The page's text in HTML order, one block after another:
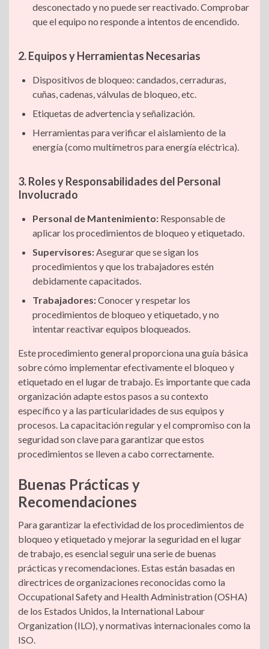
desconectado y no puede ser reactivado. Comprobar
que el equipo no responde a intentos de encendido.
2. Equipos y Herramientas Necesarias
Dispositivos de bloqueo: candados, cerraduras,
cuñas, cadenas, válvulas de bloqueo, etc.
Etiquetas de advertencia y señalización.
Herramientas para verificar el aislamiento de la
energía (como multímetros para energía eléctrica).
3. Roles y Responsabilidades del Personal
Involucrado
Personal de Mantenimiento: Responsable de
aplicar los procedimientos de bloqueo y etiquetado.
Supervisores:Asegurar que se sigan los
procedimientos y que los trabajadores estén
debidamente capacitados.
Trabajadores:Conocer y respetar los
procedimientos de bloqueo y etiquetado, y no
intentar reactivar equipos bloqueados.
Este procedimiento general proporciona una guía básica
sobre cómo implementar efectivamente el bloqueo y
etiquetado en el lugar de trabajo. Es importante que cada
organización adapte estos pasos a su contexto
específico y a las particularidades de sus equipos y
procesos. La capacitación regular y el compromiso con la
seguridad son clave para garantizar que estos
procedimientos se lleven a cabo correctamente.
Buenas Prácticas y
Recomendaciones
Para garantizar la efectividad de los procedimientos de
bloqueo y etiquetado y mejorar la seguridad en el lugar
de trabajo, es esencial seguir una serie de buenas
prácticas y recomendaciones. Estas están basadas en
directrices de organizaciones reconocidas como la
Occupational Safety and Health Administration (OSHA)
de los Estados Unidos, la International Labour
Organization (ILO), y normativas internacionales como la
ISO.